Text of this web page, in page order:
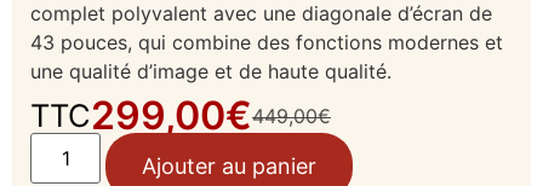
complet polyvalent avec une diagonale d’écran de
43 pouces, qui combine des fonctions modernes et
une qualité d’image et de haute qualité.
449,00€
299,00€
TTC
Ajouter au panier